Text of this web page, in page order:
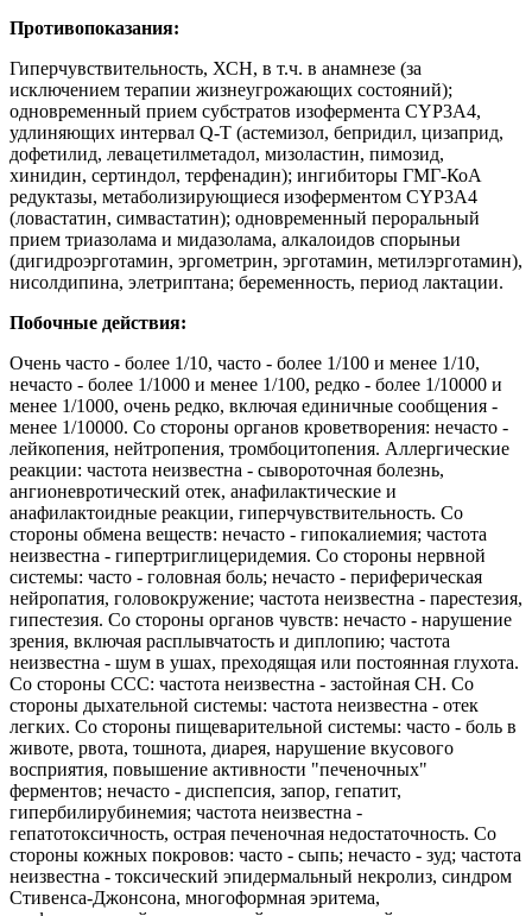
Противопоказания:
Гиперчувствительность, ХСН, в т.ч. в анамнезе (за
исключением терапии жизнеугрожающих состояний);
одновременный прием субстратов изофермента CYP3A4,
удлиняющих интервал Q-T (астемизол, бепридил, цизаприд,
дофетилид, левацетилметадол, мизоластин, пимозид,
хинидин, сертиндол, терфенадин); ингибиторы ГМГ-КоА
редуктазы, метаболизирующиеся изоферментом CYP3A4
(ловастатин, симвастатин); одновременный пероральный
прием триазолама и мидазолама, алкалоидов спорыньи
(дигидроэрготамин, эргометрин, эрготамин, метилэрготамин),
нисолдипина, элетриптана; беременность, период лактации.
Побочные действия:
Очень часто - более 1/10, часто - более 1/100 и менее 1/10,
нечасто - более 1/1000 и менее 1/100, редко - более 1/10000 и
менее 1/1000, очень редко, включая единичные сообщения -
менее 1/10000. Со стороны органов кроветворения: нечасто -
лейкопения, нейтропения, тромбоцитопения. Аллергические
реакции: частота неизвестна - сывороточная болезнь,
ангионевротический отек, анафилактические и
анафилактоидные реакции, гиперчувствительность. Со
стороны обмена веществ: нечасто - гипокалиемия; частота
неизвестна - гипертриглицеридемия. Со стороны нервной
системы: часто - головная боль; нечасто - периферическая
нейропатия, головокружение; частота неизвестна - парестезия,
гипестезия. Со стороны органов чувств: нечасто - нарушение
зрения, включая расплывчатость и диплопию; частота
неизвестна - шум в ушах, преходящая или постоянная глухота.
Со стороны ССС: частота неизвестна - застойная СН. Со
стороны дыхательной системы: частота неизвестна - отек
легких. Со стороны пищеварительной системы: часто - боль в
животе, рвота, тошнота, диарея, нарушение вкусового
восприятия, повышение активности "печеночных"
ферментов; нечасто - диспепсия, запор, гепатит,
гипербилирубинемия; частота неизвестна -
гепатотоксичность, острая печеночная недостаточность. Со
стороны кожных покровов: часто - сыпь; нечасто - зуд; частота
неизвестна - токсический эпидермальный некролиз, синдром
Стивенса-Джонсона, многоформная эритема,